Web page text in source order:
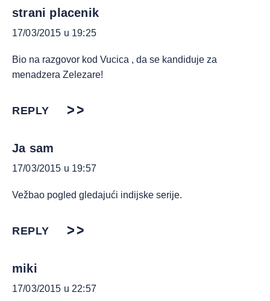
strani placenik
17/03/2015 u 19:25
Bio na razgovor kod Vucica , da se kandiduje za
menadzera Zelezare!
REPLY
Ja sam
17/03/2015 u 19:57
Vežbao pogled gledajući indijske serije.
REPLY
miki
17/03/2015 u 22:57